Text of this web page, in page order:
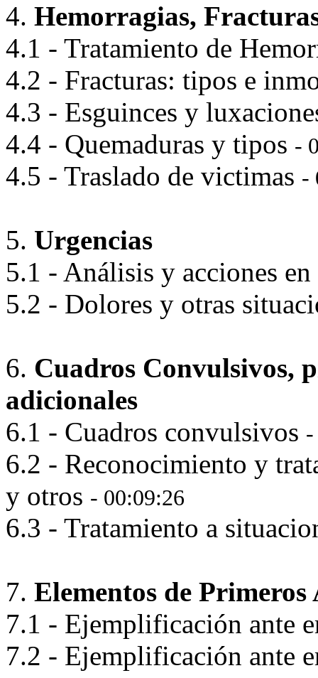
4. Hemorragias,
4.1 - Tratamiento de
4.2 - Fracturas: tipos e
4.3 - Esguinces y
4.4 - Quemaduras y tipos -
4.5 - Traslado de victimas -
5. Urgencias
5.1 - Análisis y acciones
5.2 - Dolores y otras
6. Cuadros Convulsivos,
adicionales
6.1 - Cuadros convulsivos
6.2 - Reconocimiento y
y otros - 00:09:26
6.3 - Tratamiento a
7. Elementos de
7.1 - Ejemplificación ante
7.2 - Ejemplificación ante